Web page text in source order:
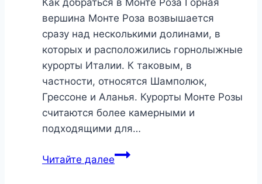
Как добраться в Монте Роза Горная
вершина Монте Роза возвышается
сразу над несколькими долинами, в
которых и расположились горнолыжные
курорты Италии. К таковым, в
частности, относятся Шамполюк,
Грессоне и Аланья. Курорты Монте Розы
считаются более камерными и
подходящими для…
Читайте далееМонте